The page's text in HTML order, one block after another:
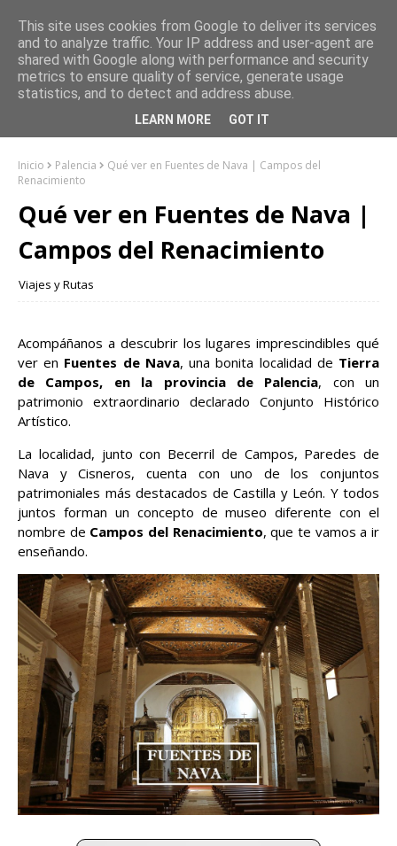
Inicio Palencia
Qué ver en Fuentes de Nava | Campos del
Renacimiento
Qué ver en Fuentes de Nava |
Campos del Renacimiento
Viajes y Rutas
Acompáñanos a descubrir los lugares imprescindibles qué
ver en Fuentes de Nava, una bonita localidad de Tierra
de Campos, en la provincia de Palencia, con un
patrimonio extraordinario declarado Conjunto Histórico
Artístico.
La localidad, junto con Becerril de Campos, Paredes de
Nava y Cisneros, cuenta con uno de los conjuntos
patrimoniales más destacados de Castilla y León. Y todos
juntos forman un concepto de museo diferente con el
nombre de Campos del Renacimiento, que te vamos a ir
enseñando.
This site uses cookies from Google to deliver its services
and to analyze traffic. Your IP address and user-agent are
shared with Google along with performance and security
metrics to ensure quality of service, generate usage
statistics, and to detect and address abuse.
LEARN MORE GOT IT